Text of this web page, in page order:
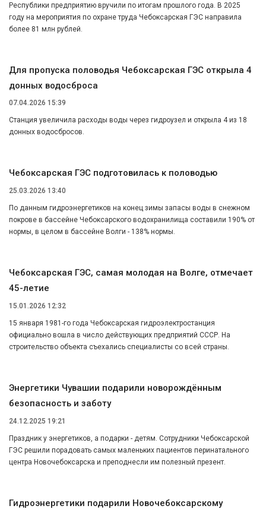
Республики предприятию вручили по итогам прошлого года. В 2025
году на мероприятия по охране труда Чебоксарская ГЭС направила
более 81 млн рублей.
Для пропуска половодья Чебоксарская ГЭС открыла 4
донных водосброса
07.04.2026 15:39
Станция увеличила расходы воды через гидроузел и открыла 4 из 18
донных водосбросов.
Чебоксарская ГЭС подготовилась к половодью
25.03.2026 13:40
По данным гидроэнергетиков на конец зимы запасы воды в снежном
покрове в бассейне Чебоксарского водохранилища составили 190% от
нормы, в целом в бассейне Волги - 138% нормы.
Чебоксарская ГЭС, самая молодая на Волге, отмечает
45-летие
15.01.2026 12:32
15 января 1981-го года Чебоксарская гидроэлектростанция
официально вошла в число действующих предприятий СССР. На
строительство объекта съехались специалисты со всей страны.
Энергетики Чувашии подарили новорождённым
безопасность и заботу
24.12.2025 19:21
Праздник у энергетиков, а подарки - детям. Сотрудники Чебоксарской
ГЭС решили порадовать самых маленьких пациентов перинатального
центра Новочебоксарска и преподнесли им полезный презент.
Гидроэнергетики подарили Новочебоксарскому